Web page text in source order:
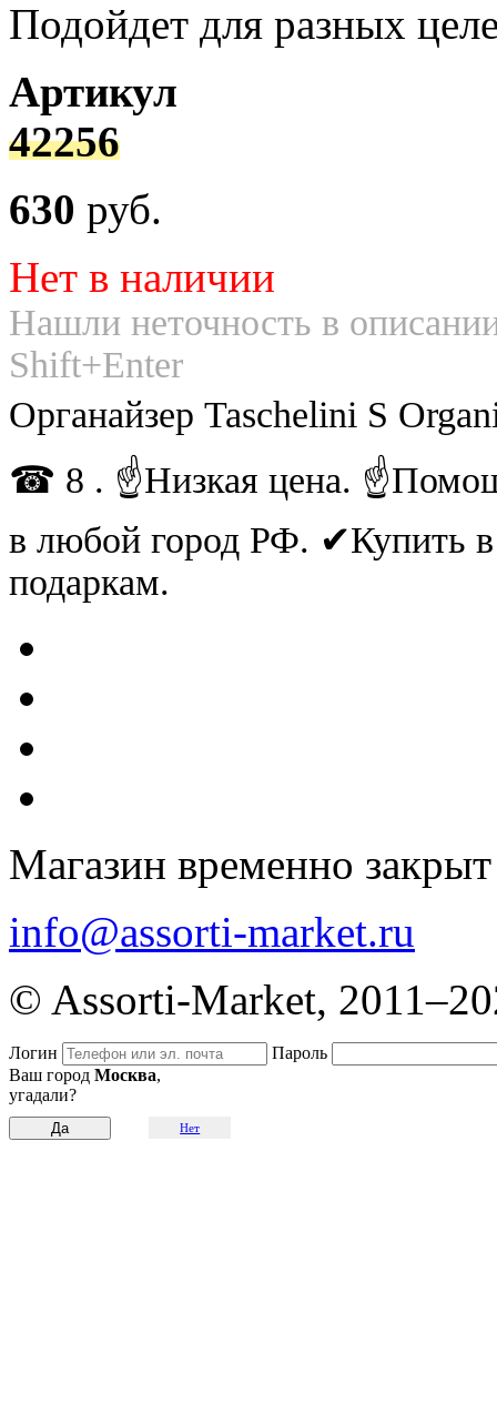
Подойдет для разных
Артикул
42256
630 руб.
Нет в наличии
Нашли неточность в
Shift+Enter
Органайзер Taschelini S
☎ 8 . ☝Низкая цена.
в любой город РФ.
подаркам.
Магазин временно закрыт
info@assorti-market.ru
© Assorti-Market,
Логин
Пароль
Ваш город Москва,
угадали?
Нет